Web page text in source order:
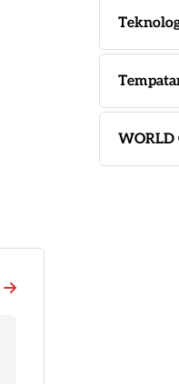
WORLD